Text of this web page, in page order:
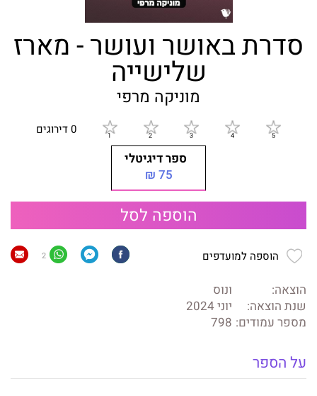
סדרת באושר ועושר - מארז
שלישייה
מוניקה מרפי
0 דירוגים
ספר דיגיטלי
75 ₪
הוספה לסל
הוספה למועדפים 2
הוצאה:
ונוס
שנת הוצאה:
יוני 2024
מספר עמודים: 798
על הספר